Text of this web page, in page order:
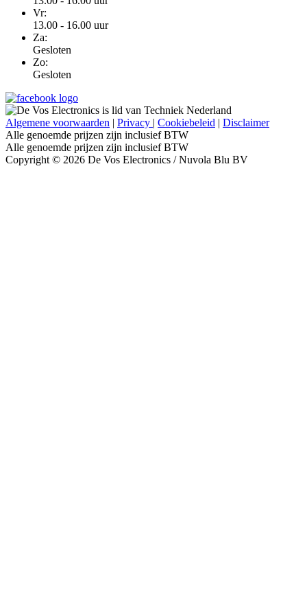
Vr:
13.00 - 16.00 uur
Za:
Gesloten
Zo:
Gesloten
Algemene voorwaarden | Privacy | Cookiebeleid | Disclaimer
Alle genoemde prijzen zijn inclusief BTW
Alle genoemde prijzen zijn inclusief BTW
Copyright © 2026 De Vos Electronics / Nuvola Blu BV